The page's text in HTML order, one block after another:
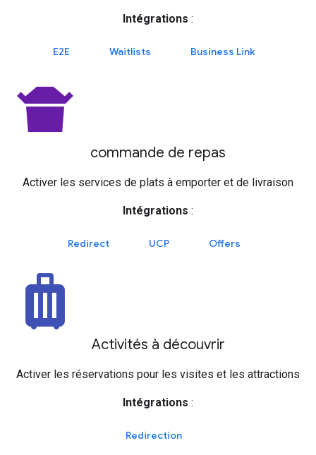
Intégrations :
E2E Waitlists Business Link
takeout_dining
commande de repas
Activer les services de plats à emporter et de livraison
Intégrations :
Redirect UCP Offers
luggage
Activités à découvrir
Activer les réservations pour les visites et les attractions
Intégrations :
Redirection